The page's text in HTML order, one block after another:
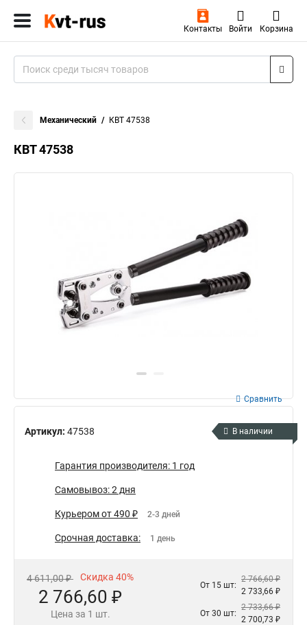
Контакты Войти Корзина
Механический КВТ 47538
КВТ 47538
Артикул: 47538
Сравнить
В наличии
Гарантия производителя: 1 год
Самовывоз: 2 дня
Курьером от 490 ₽ 2-3 дней
Срочная доставка: 1 день
4 611,00 ₽ Скидка 40%
2 766,60 ₽
Цена за 1 шт.
От 15 шт:
2 766,60 ₽
2 733,66 ₽
От 30 шт:
2 733,66 ₽
2 700,73 ₽